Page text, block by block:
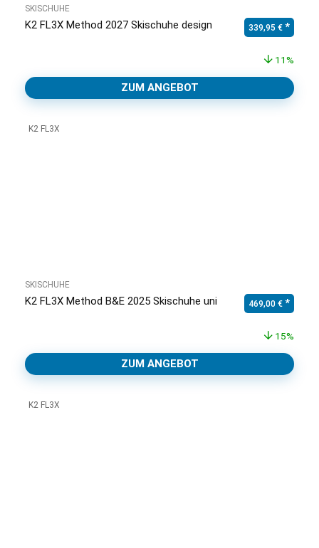
SKISCHUHE
K2 FL3X Method 2027 Skischuhe design Ursprünglicher
339,95 €
11%
ZUM ANGEBOT
K2 FL3X
SKISCHUHE
K2 FL3X Method B&E 2025 Skischuhe uni Ursprünglicher
469,00 €
15%
ZUM ANGEBOT
K2 FL3X